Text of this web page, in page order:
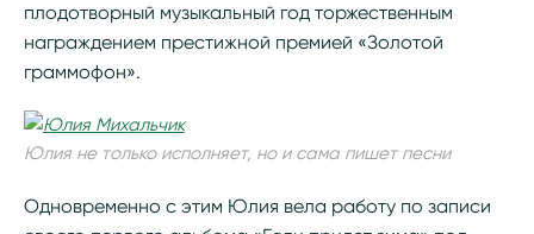
плодотворный музыкальный год торжественным
награждением престижной премией «Золотой
граммофон».
Юлия не только исполняет, но и сама пишет песни
Одновременно с этим Юлия вела работу по записи